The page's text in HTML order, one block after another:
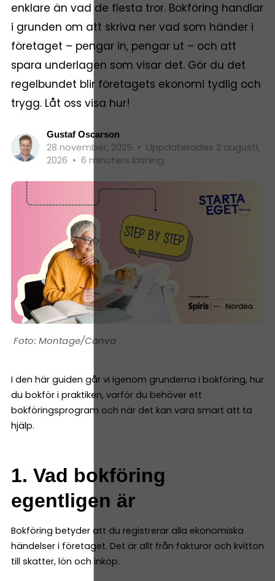
enklare än vad de flesta tror. Bokföring handlar
i grunden om att skriva ner vad som händer i
företaget – pengar in, pengar ut – och att
spara underlagen som visar det. Gör du det
regelbundet blir företagets ekonomi tydlig och
trygg. Låt oss visa hur!
Gustaf Oscarson
28 november, 2025 • Uppdaterades 2 augusti,
2026 • 6 minuters läsning
Montage/Canva
I den här guiden går vi igenom grunderna i bokföring, hur
du bokför i praktiken, varför du behöver ett
bokföringsprogram och när det kan vara smart att ta
hjälp.
1. Vad bokföring
egentligen är
Bokföring betyder att du registrerar alla ekonomiska
händelser i företaget. Det är allt från fakturor och kvitton
till skatter, lön och inköp.